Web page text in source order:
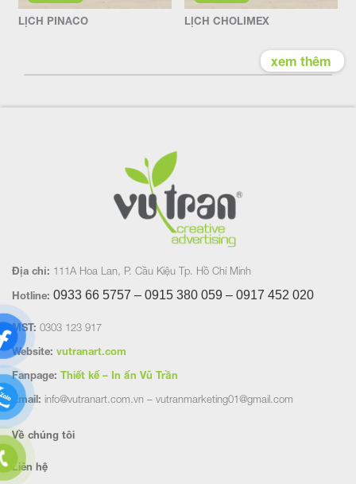
LỊCH PINACO LỊCH CHOLIMEX
xem thêm
Địa chỉ: 111A Hoa Lan, P. Cầu Kiệu Tp. Hồ Chí Minh
Hotline: 0933 66 5757 – 0915 380 059 – 0917 452 020
MST: 0303 123 917
Website: vutranart.com
Fanpage: Thiết kế – In ấn Vũ Trần
Email: info@vutranart.com.vn – vutranmarketing01@gmail.com
Về chúng tôi
Liên hệ